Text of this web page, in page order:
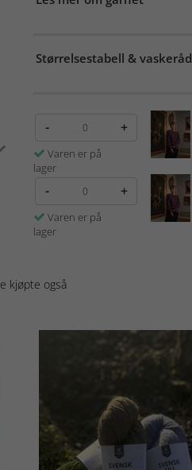
Størrelsestabell & vaskeråd
- +
Varen er på
lager
- +
Varen er på
lager
kjøpte også